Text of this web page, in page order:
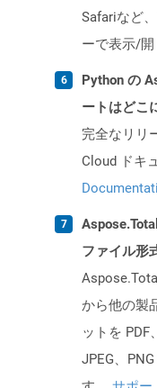
Safariなど
ーで表示/開
Python の
ートはどこ
完全なリリ
Cloud ドキ
ファイル形
から他の製
ットを PDF
JPEG、